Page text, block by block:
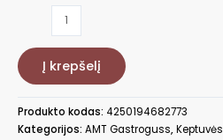
produkto
Indukcinė
keptuvė
su
rankena
AMTI726-
Į krepšelį
Produkto kodas: 4250194682773
Kategorijos: AMT Gastroguss,Keptuvės